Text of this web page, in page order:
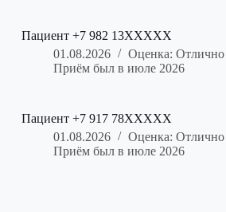
Пациент +7 982 13XXXXX
01.08.2026
Оценка: Отлично
Приём был в июле 2026
Пациент +7 917 78XXXXX
01.08.2026
Оценка: Отлично
Приём был в июле 2026